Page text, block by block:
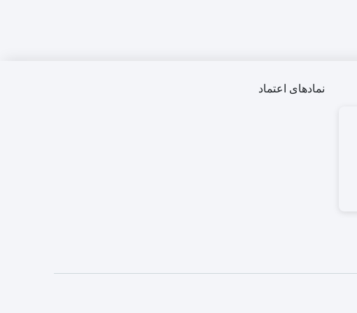
نمادهای اعتماد